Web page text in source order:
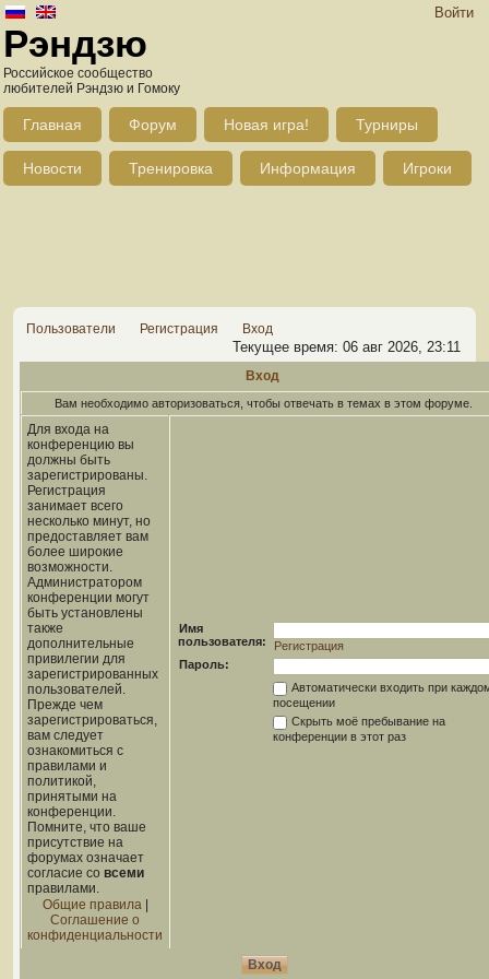
Войти
Рэндзю
Российское сообщество
любителей Рэндзю и Гомоку
Главная Форум Новая игра! Турниры
Новости Тренировка Информация Игроки
Пользователи Регистрация Вход
Текущее время: 06 авг 2026, 23:11
Вход
Вам необходимо авторизоваться, чтобы отвечать в темах в этом форуме.
Для входа на
конференцию вы
должны быть
зарегистрированы.
Регистрация
занимает всего
несколько минут, но
предоставляет вам
более широкие
возможности.
Администратором
конференции могут
быть установлены
также
дополнительные
привилегии для
зарегистрированных
пользователей.
Прежде чем
зарегистрироваться,
вам следует
ознакомиться с
правилами и
политикой,
принятыми на
конференции.
Помните, что ваше
присутствие на
форумах означает
согласие со всеми
правилами.
Общие правила|
Соглашение о
конфиденциальности
Имя
пользователя:
Регистрация
Пароль:
Автоматически входить при
посещении
Скрыть моё пребывание на
конференции в этот раз